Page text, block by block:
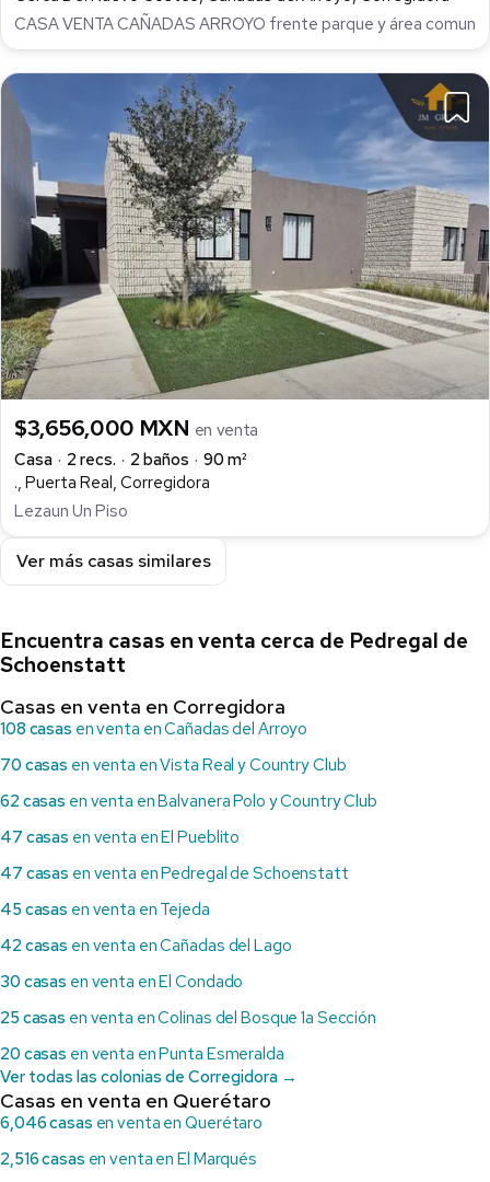
CASA VENTA CAÑADAS ARROYO frente parque y área comun
$3,656,000 MXN en venta
Casa
2 recs. 2 baños
90 m²
., Puerta Real, Corregidora
Lezaun Un Piso
Ver más casas similares
Encuentra casas en venta cerca de Pedregal de
Schoenstatt
Casas en venta en Corregidora
108 casas en venta en Cañadas del Arroyo
70 casas en venta en Vista Real y Country Club
62 casas en venta en Balvanera Polo y Country Club
47 casas en venta en El Pueblito
47 casas en venta en Pedregal de Schoenstatt
45 casas en venta en Tejeda
42 casas en venta en Cañadas del Lago
30 casas en venta en El Condado
25 casas en venta en Colinas del Bosque 1a Sección
20 casas en venta en Punta Esmeralda
Ver todas las colonias de Corregidora →
Casas en venta en Querétaro
6,046 casas en venta en Querétaro
2,516 casas en venta en El Marqués